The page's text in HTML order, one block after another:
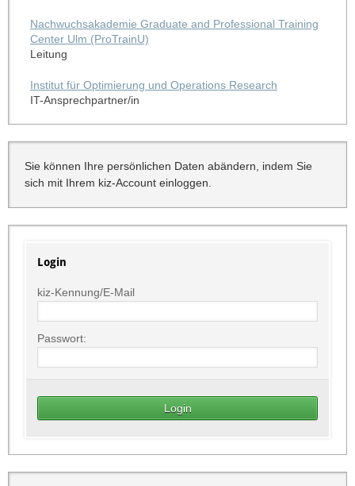
Nachwuchsakademie Graduate and Professional Training
Center Ulm (ProTrainU)
Leitung
Institut für Optimierung und Operations Research
IT-Ansprechpartner/in
Sie können Ihre persönlichen Daten abändern, indem Sie
sich mit Ihrem kiz-Account einloggen.
Login
kiz-Kennung/E-Mail
Passwort: